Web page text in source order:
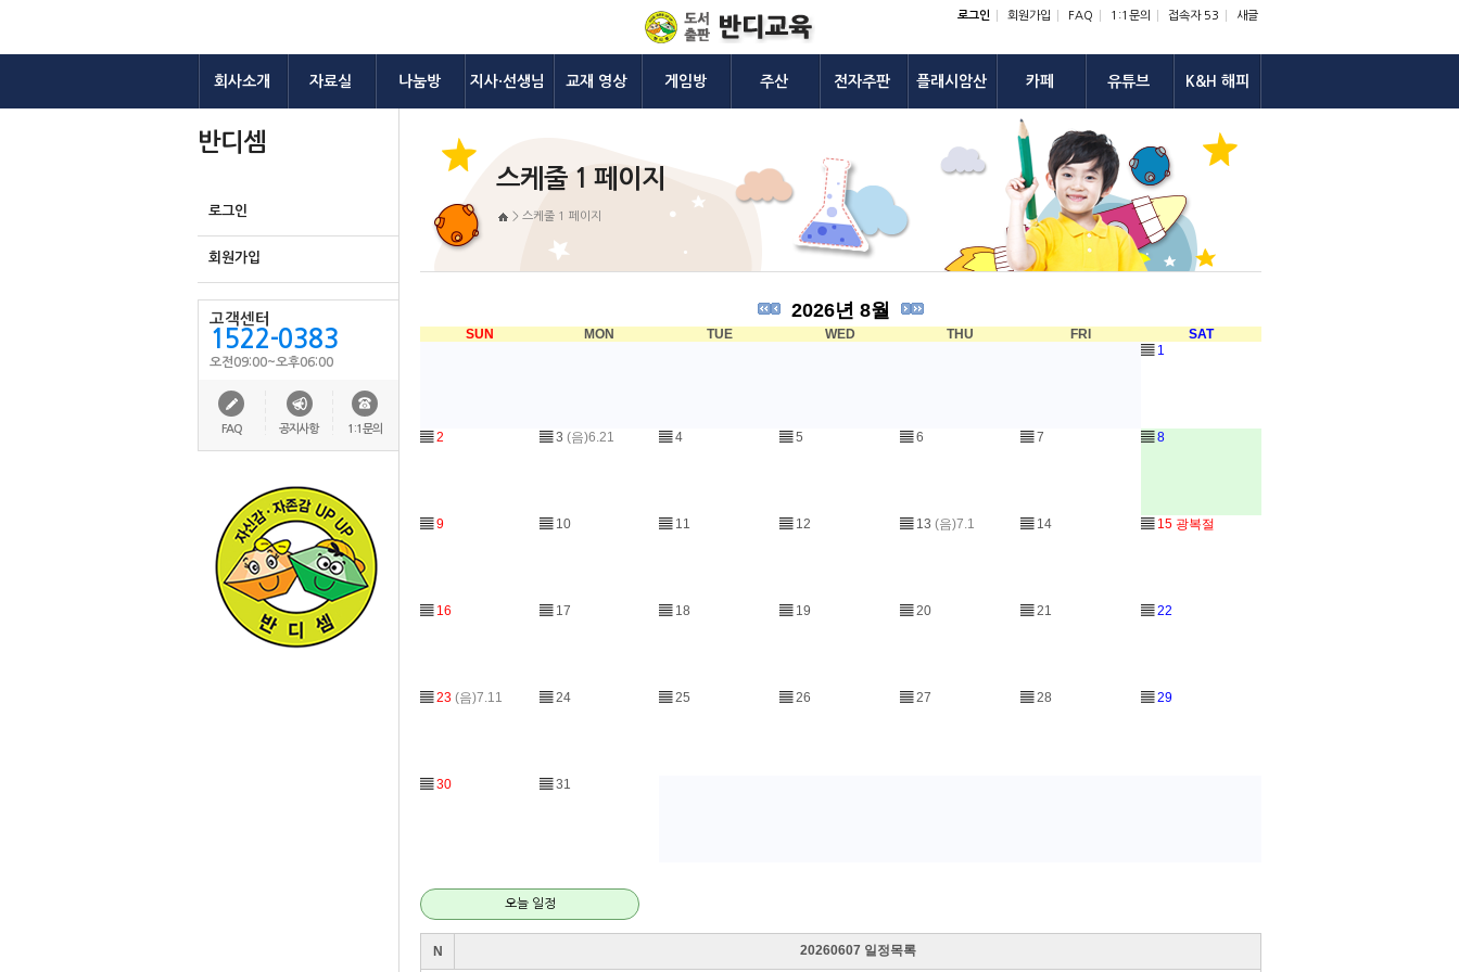
로그인 회원가입 FAQ 1:1문의 접속자 53 새글
회사소개 자료실 나눔방 지사·선생님 교재 영상 게임방 주산 전자주판 플래시암산 카페 유튜브 K&H 해피
반디셈
로그인
회원가입
고객센터
1522-0383
오전09:00~오후06:00
FAQ 공지사항 1:1문의
스케줄 1 페이지
> 스케줄 1 페이지
2026년 8월
SUN MON TUE WED THU FRI
SAT
▤ 1
▤ 2 ▤ 3 (음)6.21 ▤ 4 ▤ 5 ▤ 6 ▤ 7 ▤ 8
▤ 9 ▤ 10 ▤ 11 ▤ 12 ▤ 13 (음)7.1 ▤ 14 ▤ 15 광복절
▤ 16 ▤ 17 ▤ 18 ▤ 19 ▤ 20 ▤ 21 ▤ 22
▤ 23 (음)7.11 ▤ 24 ▤ 25 ▤ 26 ▤ 27 ▤ 28 ▤ 29
▤ 30 ▤ 31
오늘 일정
N 20260607 일정목록